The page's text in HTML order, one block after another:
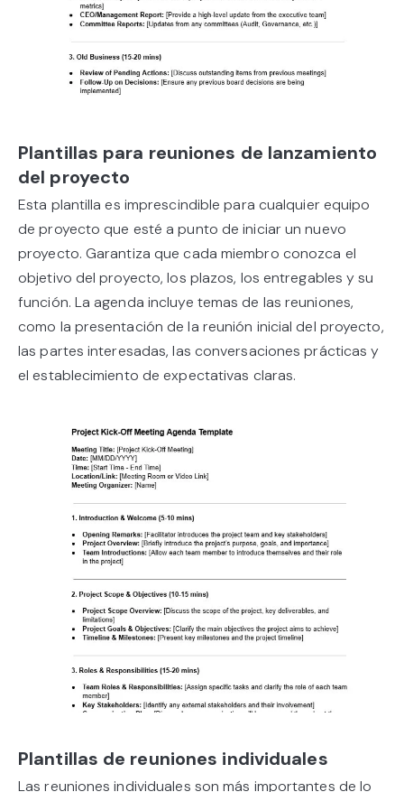
Plantillas para reuniones de lanzamiento
del proyecto
Esta plantilla es imprescindible para cualquier equipo
de proyecto que esté a punto de iniciar un nuevo
proyecto. Garantiza que cada miembro conozca el
objetivo del proyecto, los plazos, los entregables y su
función. La agenda incluye temas de las reuniones,
como la presentación de la reunión inicial del proyecto,
las partes interesadas, las conversaciones prácticas y
el establecimiento de expectativas claras.
Plantillas de reuniones individuales
Las reuniones individuales son más importantes de lo